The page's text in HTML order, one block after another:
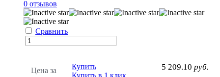
0 отзывов
Сравнить
Цена за
5 209.10 руб.
Купить
Купить в 1 клик